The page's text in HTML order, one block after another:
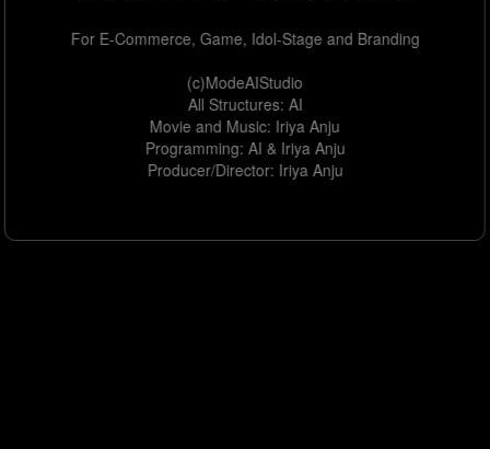
For E-Commerce, Game, Idol-Stage and Branding
(c)ModeAIStudio
All Structures: AI
Movie and Music: Iriya Anju
Programming: AI & Iriya Anju
Producer/Director: Iriya Anju